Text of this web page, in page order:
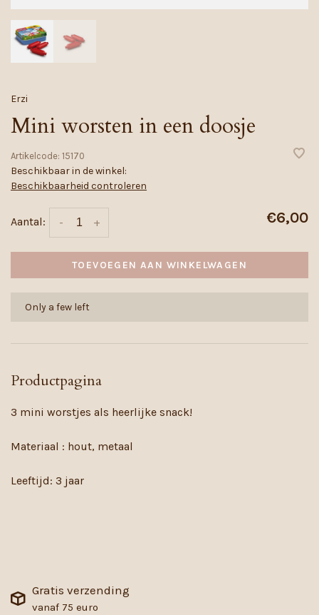
Erzi
Mini worsten in een doosje
Artikelcode: 15170
Beschikbaar in de winkel:
Beschikbaarheid controleren
Aantal: +
- €6,00
TOEVOEGEN AAN WINKELWAGEN
Only a few left
Productpagina
3 mini worstjes als heerlijke snack!
Materiaal : hout, metaal
Leeftijd: 3 jaar
Gratis verzending
vanaf 75 euro